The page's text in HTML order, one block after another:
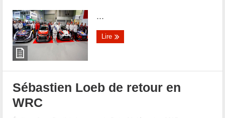
...
Lire
Sébastien Loeb de retour en
WRC